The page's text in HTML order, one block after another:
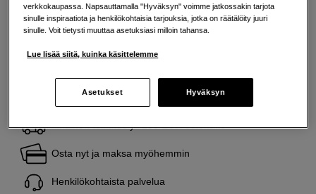
Lainaaminen maksaa! Jos et pysty maksamaan velkaa ajoissa, saatat
liittymien tekemistä ja uusien lainojen saamista. Apua saat kuntasi talous- ja
välilehteen)
Ilmainen toimitus yli 200 EUR ostoksille
Osta nyt ja maksa myöhemmin
Henkilökohtaista palvelua
verkkokaupassa. Napsauttamalla "Hyväksyn" voimme jatkossakin tarjota
sinulle inspiraatiota ja henkilökohtaisia tarjouksia, jotka on räätälöity juuri
sinulle. Voit tietysti muuttaa asetuksiasi milloin tahansa.
Lue lisää siitä, kuinka käsittelemme
Asetukset Hyväksyn